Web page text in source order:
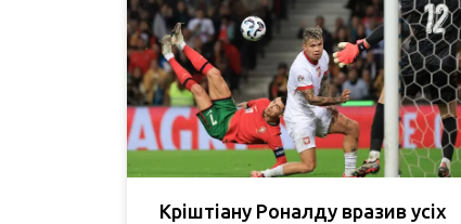
Кріштіану Роналду вразив усіх